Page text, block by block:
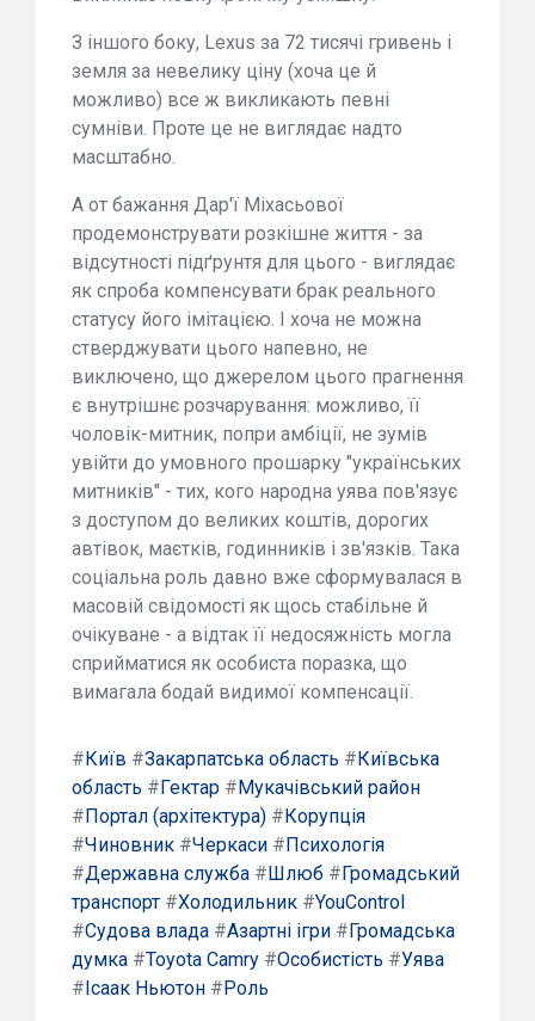
З іншого боку, Lexus за 72 тисячі гривень і
земля за невелику ціну (хоча це й
можливо) все ж викликають певні
сумніви. Проте це не виглядає надто
масштабно.
А от бажання Дар'ї Міхасьової
продемонструвати розкішне життя - за
відсутності підґрунтя для цього - виглядає
як спроба компенсувати брак реального
статусу його імітацією. І хоча не можна
стверджувати цього напевно, не
виключено, що джерелом цього прагнення
є внутрішнє розчарування: можливо, її
чоловік-митник, попри амбіції, не зумів
увійти до умовного прошарку "українських
митників" - тих, кого народна уява пов'язує
з доступом до великих коштів, дорогих
автівок, маєтків, годинників і зв'язків. Така
соціальна роль давно вже сформувалася в
масовій свідомості як щось стабільне й
очікуване - а відтак її недосяжність могла
сприйматися як особиста поразка, що
вимагала бодай видимої компенсації.
#Київ #Закарпатська область #Київська
область #Гектар #Мукачівський район
#Портал (архітектура) #Корупція
#Чиновник #Черкаси #Психологія
#Державна служба #Шлюб #Громадський
транспорт #Холодильник #YouControl
#Судова влада #Азартні ігри #Громадська
думка #Toyota Camry #Особистість #Уява
#Ісаак Ньютон #Роль